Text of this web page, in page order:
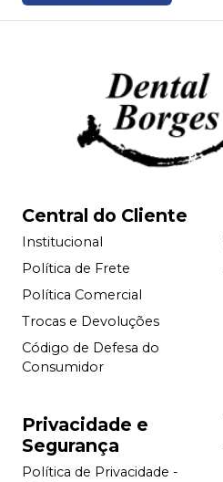
Central do Cliente
Institucional
Política de Frete
Política Comercial
Trocas e Devoluções
Código de Defesa do
Consumidor
Privacidade e
Segurança
Política de Privacidade -